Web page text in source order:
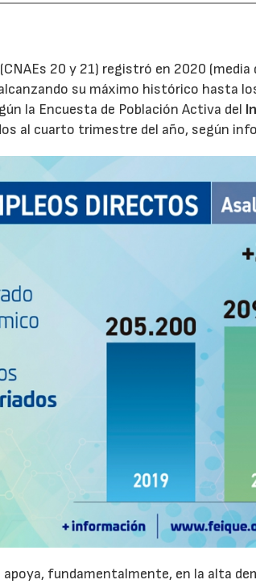
20 y 21) registró en 2020
su máximo histórico hasta
la Encuesta de Población Activa del
al cuarto trimestre del año, según
fundamentalmente, en la alta